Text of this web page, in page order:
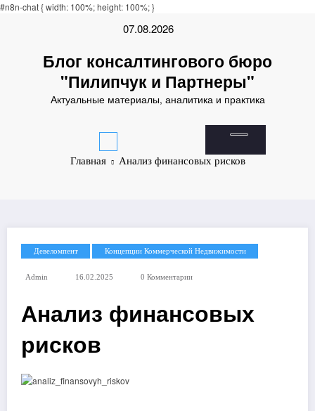
online casinosnon gamestop casinos
#n8n-chat { width: 100%; height: 100%; }
07.08.2026
Блог консалтингового бюро
"Пилипчук и Партнеры"
Актуальные материалы, аналитика и практика
Главная Анализ финансовых рисков
Девеломпент Концепции Коммерческой Недвижимости
Admin 16.02.2025 0 Комментарии
Анализ финансовых
рисков